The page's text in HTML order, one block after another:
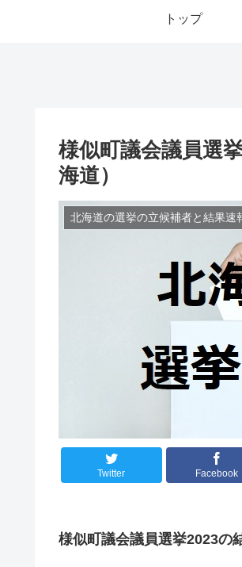
トップ
様似町議会議員選
海道）
北海道の選挙の立候補者と結果速
Twitter Facebook
様似町議会議員選挙2023の